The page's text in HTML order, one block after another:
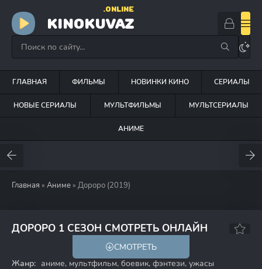
KINOKUVAZ
.ONLINE
ГЛАВНАЯ ФИЛЬМЫ НОВИНКИ КИНО СЕРИАЛЫ
НОВЫЕ СЕРИАЛЫ МУЛЬТФИЛЬМЫ МУЛЬТСЕРИАЛЫ
АНИМЕ
Главная » Аниме » Дороро (2019)
ДОРОРО 1 СЕЗОН СМОТРЕТЬ ОНЛАЙН
8.3 8.2
СМОТРЕТЬ
Жанр: аниме, мультфильм, боевик, фэнтези, ужасы